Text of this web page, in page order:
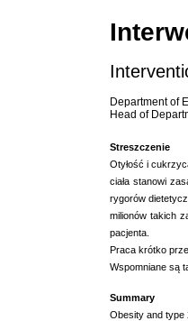
Department of
Head of
Streszczenie
Otyłość i
ciała stanowi
rygorów
milionów takich
pacjenta.
Praca krótko
Wspomniane są
Summary
Obesity and type